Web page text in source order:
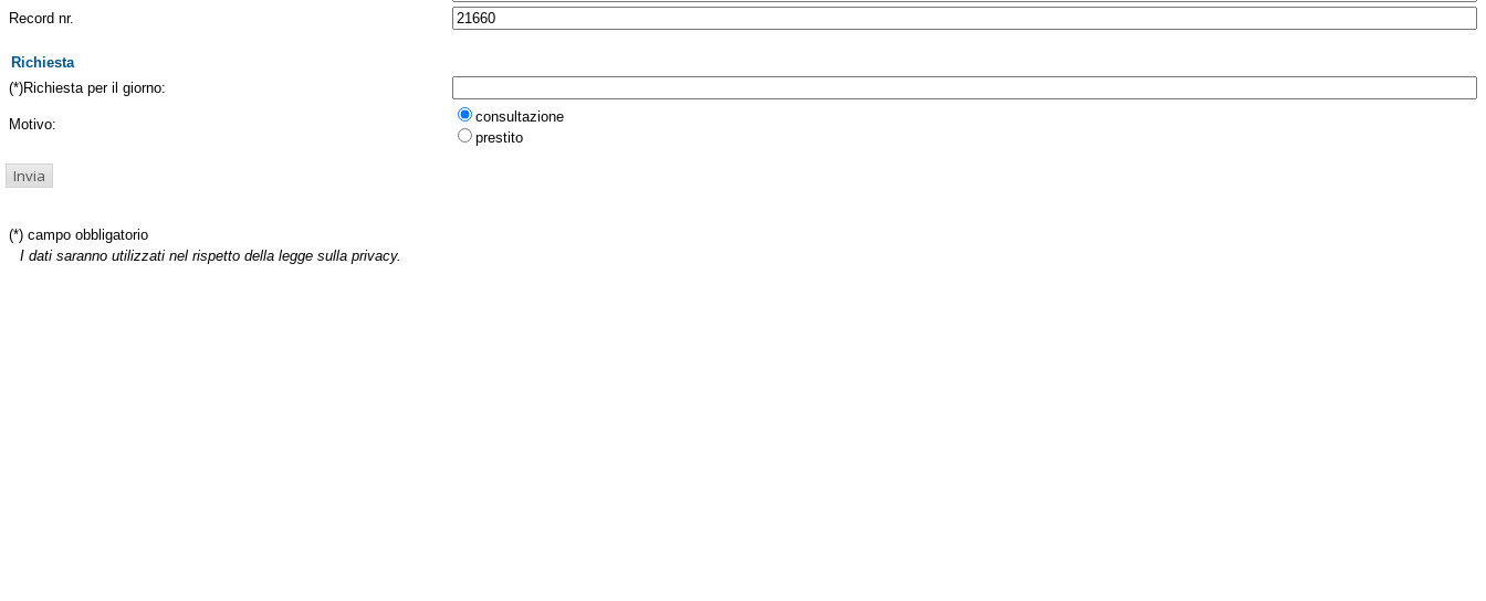
Record nr.
Richiesta
(*)Richiesta per il giorno:
Motivo:
consultazione
prestito
(*) campo obbligatorio
I dati saranno utilizzati nel rispetto della legge sulla privacy.